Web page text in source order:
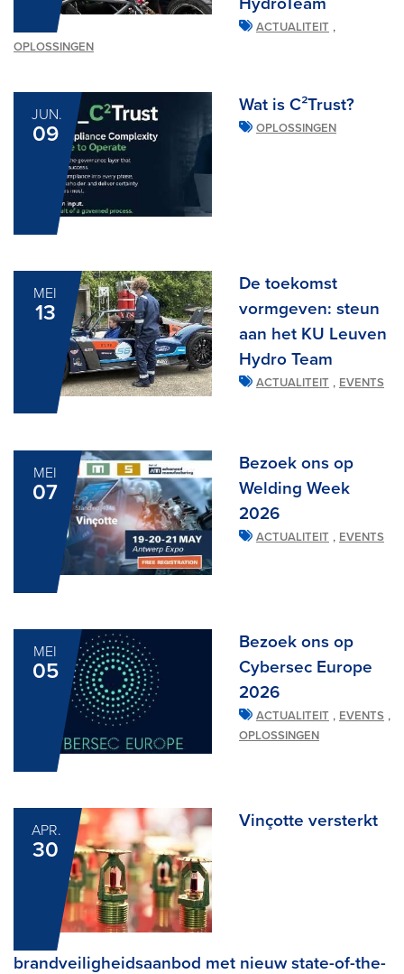
ACTUALITEIT ,
OPLOSSINGEN
JUN.
09
Wat is C²Trust?
OPLOSSINGEN
MEI
13
De toekomst
vormgeven: steun
aan het KU Leuven
Hydro Team
ACTUALITEIT , EVENTS
MEI
07
Bezoek ons op
Welding Week
2026
ACTUALITEIT , EVENTS
MEI
05
Bezoek ons op
Cybersec Europe
2026
ACTUALITEIT , EVENTS ,
OPLOSSINGEN
APR.
30
Vinçotte versterkt
brandveiligheidsaanbod met nieuw state-of-the-